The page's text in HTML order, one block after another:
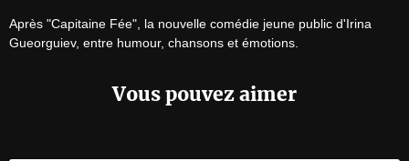
Après "Capitaine Fée", la nouvelle comédie jeune public d'Irina
Gueorguiev, entre humour, chansons et émotions.
Vous pouvez aimer